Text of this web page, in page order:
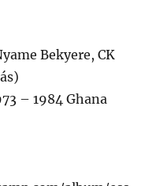
Bekyere, CK
– 1984 Ghana